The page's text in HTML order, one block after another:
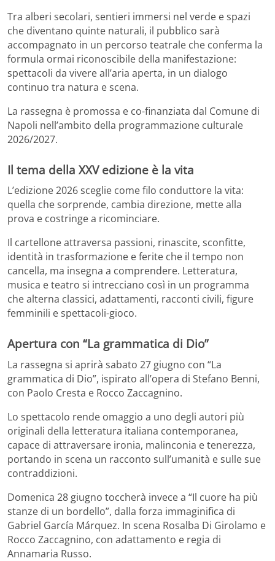
Tra alberi secolari, sentieri immersi nel verde e spazi
che diventano quinte naturali, il pubblico sarà
accompagnato in un percorso teatrale che conferma la
formula ormai riconoscibile della manifestazione:
spettacoli da vivere all’aria aperta, in un dialogo
continuo tra natura e scena.
La rassegna è promossa e co-finanziata dal Comune di
Napoli nell’ambito della programmazione culturale
2026/2027.
Il tema della XXV edizione è la vita
L’edizione 2026 sceglie come filo conduttore la vita:
quella che sorprende, cambia direzione, mette alla
prova e costringe a ricominciare.
Il cartellone attraversa passioni, rinascite, sconfitte,
identità in trasformazione e ferite che il tempo non
cancella, ma insegna a comprendere. Letteratura,
musica e teatro si intrecciano così in un programma
che alterna classici, adattamenti, racconti civili, figure
femminili e spettacoli-gioco.
Apertura con “La grammatica di Dio”
La rassegna si aprirà sabato 27 giugno con “La
grammatica di Dio”, ispirato all’opera di Stefano Benni,
con Paolo Cresta e Rocco Zaccagnino.
Lo spettacolo rende omaggio a uno degli autori più
originali della letteratura italiana contemporanea,
capace di attraversare ironia, malinconia e tenerezza,
portando in scena un racconto sull’umanità e sulle sue
contraddizioni.
Domenica 28 giugno toccherà invece a “Il cuore ha più
stanze di un bordello”, dalla forza immaginifica di
Gabriel García Márquez. In scena Rosalba Di Girolamo e
Rocco Zaccagnino, con adattamento e regia di
Annamaria Russo.